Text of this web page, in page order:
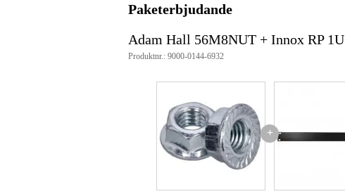
Paketerbjudande
Adam Hall 56M8NUT + Innox RP 1U
Produktnr.: 9000-0144-6932
+